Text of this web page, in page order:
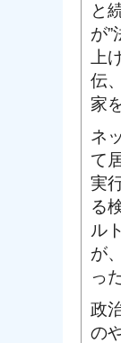
と
が”
上
伝
家
ネ
て
実
る
ル
が
っ
政
の